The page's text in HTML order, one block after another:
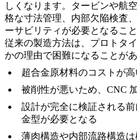
しくなります。タービンや航
格な寸法管理、内部欠陥検査
ーサビリティが必要となるこ
従来の製造方法は、プロトタ
かの理由で困難になることがあ
超合金原材料のコストが高
被削性が悪いため、CNC
設計が完全に検証される
金型が必要となる
薄肉構造や内部流路構造